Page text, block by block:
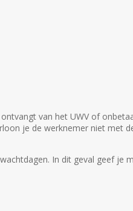
van het UWV of
je de werknemer niet met
In dit geval geef je